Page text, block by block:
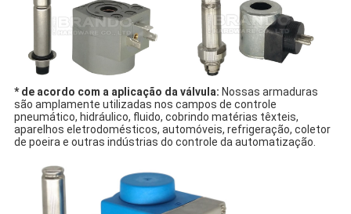
* de acordo com a aplicação da válvula: Nossas armaduras
são amplamente utilizadas nos campos de controle
pneumático, hidráulico, fluido, cobrindo matérias têxteis,
aparelhos eletrodomésticos, automóveis, refrigeração, coletor
de poeira e outras indústrias do controle da automatização.